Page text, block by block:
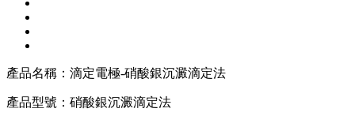
產品名稱： 滴定電極-硝酸銀沉澱滴定法
產品型號： 硝酸銀沉澱滴定法